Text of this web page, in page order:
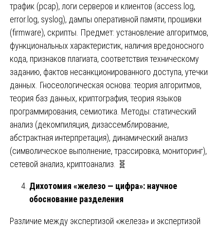
трафик (pcap), логи серверов и клиентов (access.log,
error.log, syslog), дампы оперативной памяти, прошивки
(firmware), скрипты. Предмет: установление алгоритмов,
функциональных характеристик, наличия вредоносного
кода, признаков плагиата, соответствия техническому
заданию, фактов несанкционированного доступа, утечки
данных. Гносеологическая основа: теория алгоритмов,
теория баз данных, криптография, теория языков
программирования, семиотика. Методы: статический
анализ (декомпиляция, дизассемблирование,
абстрактная интерпретация), динамический анализ
(символическое выполнение, трассировка, мониторинг),
сетевой анализ, криптоанализ. 🧬
Дихотомия «железо — цифра»: научное
обоснование разделения
Различие между экспертизой «железа» и экспертизой